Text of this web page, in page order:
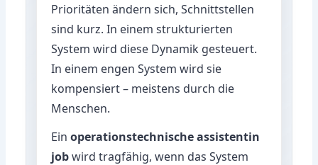
Prioritäten ändern sich, Schnittstellen
sind kurz. In einem strukturierten
System wird diese Dynamik gesteuert.
In einem engen System wird sie
kompensiert – meistens durch die
Menschen.
Einoperationstechnische assistentin
jobwird tragfähig, wenn das System